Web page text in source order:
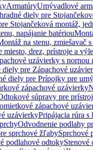
ArmatúryUmývadlové
diely pre
Stojančeková montáž,
napájanie batériou
na stenu, zmiešavač
drez, prístroje a
uzávierky s nornou
diely pre Zápachové
diely pre Prípojky pre
zápachové uzávierky
súpravy pre
zápachové
uzávierkyPripájacia rúra s
Odvodnenie podlahy
sprchové žľabySprchové
podlahové odtokyStenové